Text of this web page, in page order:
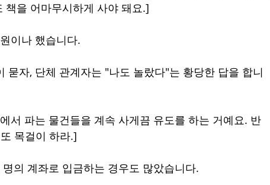
책을 어마무시하게 사야 돼요.]
이나 했습니다.
묻자, 단체 관계자는 "나도 놀랐다"는 황당한 답을 합니
서 파는 물건들을 계속 사게끔 유도를 하는 거예요. 반
목걸이 하라.]
의 계좌로 입금하는 경우도 많았습니다.